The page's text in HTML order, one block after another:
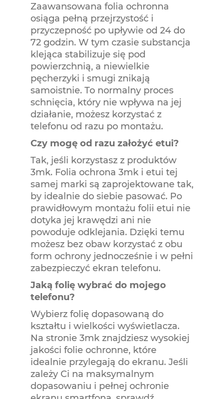
Zaawansowana folia ochronna
osiąga pełną przejrzystość i
przyczepność po upływie od 24 do
72 godzin. W tym czasie substancja
klejąca stabilizuje się pod
powierzchnią, a niewielkie
pęcherzyki i smugi znikają
samoistnie. To normalny proces
schnięcia, który nie wpływa na jej
działanie, możesz korzystać z
telefonu od razu po montażu.
Czy mogę od razu założyć etui?
Tak, jeśli korzystasz z produktów
3mk. Folia ochrona 3mk i etui tej
samej marki są zaprojektowane tak,
by idealnie do siebie pasować. Po
prawidłowym montażu folii etui nie
dotyka jej krawędzi ani nie
powoduje odklejania. Dzięki temu
możesz bez obaw korzystać z obu
form ochrony jednocześnie i w pełni
zabezpieczyć ekran telefonu.
Jaką folię wybrać do mojego
telefonu?
Wybierz folię dopasowaną do
kształtu i wielkości wyświetlacza.
Na stronie 3mk znajdziesz wysokiej
jakości folie ochronne, które
idealnie przylegają do ekranu. Jeśli
zależy Ci na maksymalnym
dopasowaniu i pełnej ochronie